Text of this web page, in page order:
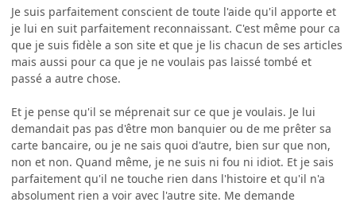
Je suis parfaitement conscient de toute l'aide qu'il apporte et
je lui en suit parfaitement reconnaissant. C'est même pour ca
que je suis fidèle a son site et que je lis chacun de ses articles
mais aussi pour ca que je ne voulais pas laissé tombé et
passé a autre chose.
Et je pense qu'il se méprenait sur ce que je voulais. Je lui
demandait pas pas d'être mon banquier ou de me prêter sa
carte bancaire, ou je ne sais quoi d'autre, bien sur que non,
non et non. Quand même, je ne suis ni fou ni idiot. Et je sais
parfaitement qu'il ne touche rien dans l'histoire et qu'il n'a
absolument rien a voir avec l'autre site. Me demande